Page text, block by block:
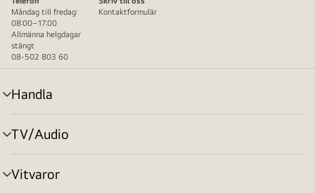
Måndag till fredag:
08:00–17:00
Allmänna helgdagar
stängt
08-502 803 60
Kontaktformulär
Handla
menyväxling
TV/Audio
menyväxling
Vitvaror
menyväxling